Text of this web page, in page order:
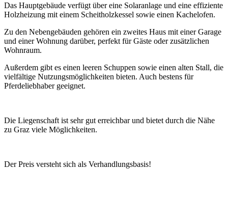
Das Hauptgebäude verfügt über eine Solaranlage und eine effiziente
Holzheizung mit einem Scheitholzkessel sowie einen Kachelofen.
Zu den Nebengebäuden gehören ein zweites Haus mit einer Garage
und einer Wohnung darüber, perfekt für Gäste oder zusätzlichen
Wohnraum.
Außerdem gibt es einen leeren Schuppen sowie einen alten Stall, die
vielfältige Nutzungsmöglichkeiten bieten. Auch bestens für
Pferdeliebhaber geeignet.
Die Liegenschaft ist sehr gut erreichbar und bietet durch die Nähe
zu Graz viele Möglichkeiten.
Der Preis versteht sich als Verhandlungsbasis!